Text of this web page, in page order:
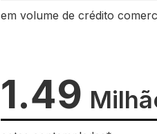
em volume de crédito
1.49